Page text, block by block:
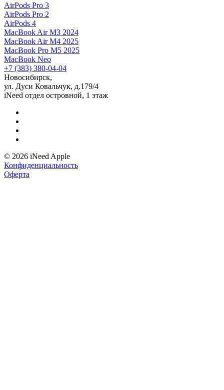
AirPods Pro 3
AirPods Pro 2
AirPods 4
MacBook Air M3 2024
MacBook Air M4 2025
MacBook Pro M5 2025
MacBook Neo
+7 (383) 380-04-04
Новосибирск,
ул. Дуси Ковальчук, д.179/4
iNeed отдел островной, 1 этаж
© 2026 iNeed Apple
Конфиденциальность
Оферта